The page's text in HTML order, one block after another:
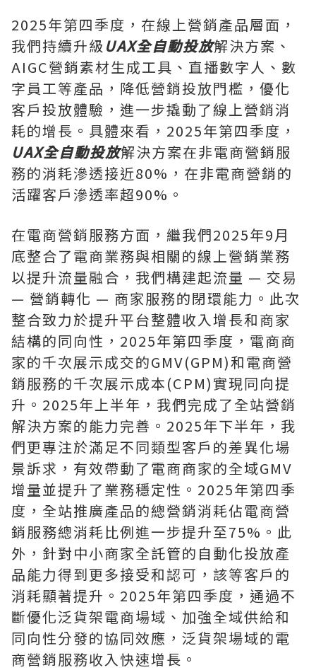
2025年第四季度，在線上營銷產品層面，
我們持續升級 UAX全自動投放解決方案、
AIGC營銷素材生成工具、直播數字人、數
字員工等產品，降低營銷投放門檻，優化
客戶投放體驗，進一步撬動了線上營銷消
耗的增長。具體來看，2025年第四季度，
UAX全自動投放解決方案在非電商營銷服
務的消耗滲透接近80%， 在非電商營銷的
活躍客戶滲透率超90%。
在電商營銷服務方面，繼我們2025年9月
底整合了電商業務與相關的線上營銷業務
以提升流量融合，我們構建起流量 — 交易
— 營銷轉化 — 商家服務的閉環能力。此次
整合致力於提升平台整體收入增長和商家
結構的同向性，2025年第四季度，電商商
家的千次展示成交的GMV(GPM)和電商營
銷服務的千次展示成本(CPM)實現同向提
升。2025年上半年，我們完成了全站營銷
解決方案的能力完善。2025年下半年，我
們更專注於滿足不同類型客戶的差異化場
景訴求，有效帶動了電商商家的全域GMV
增量並提升了業務穩定性。2025年第四季
度，全站推廣產品的總營銷消耗佔電商營
銷服務總消耗比例進一步提升至75%。此
外，針對中小商家全託管的自動化投放產
品能力得到更多接受和認可，該等客戶的
消耗顯著提升。2025年第四季度，通過不
斷優化泛貨架電商場域、加強全域供給和
同向性分發的協同效應，泛貨架場域的電
商營銷服務收入快速增長。